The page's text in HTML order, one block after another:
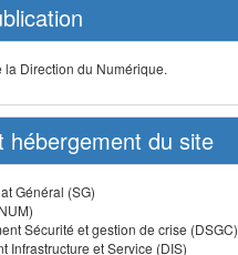
la Direction du Numérique.
hébergement du site
Général (SG)
Sécurité et gestion de crise (DSGC)
Infrastructure et Service (DIS)